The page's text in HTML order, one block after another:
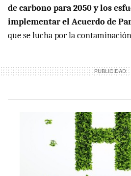
de carbono para 2050 y los
implementar el Acuerdo de
que se lucha por la